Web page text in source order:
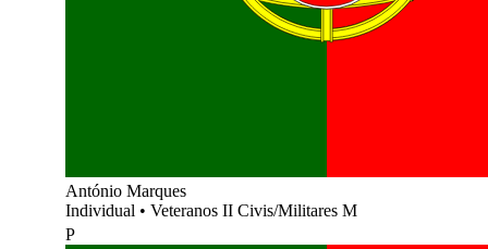
António Marques
Individual • Veteranos II Civis/Militares M
P